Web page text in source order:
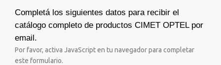
Completá los siguientes datos para recibir el
catálogo completo de productos CIMET OPTEL por
email.
Por favor, activa JavaScript en tu navegador para completar
este formulario.